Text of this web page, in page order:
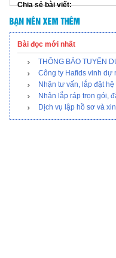
Chia sẻ bài viết:
Bài đọc mới nhất
THÔNG BÁO TUYỂN
Công ty Hafids vinh dự
Nhận tư vấn, lắp đặt
Nhận lắp ráp trọn gói,
Dịch vụ lập hồ sơ và